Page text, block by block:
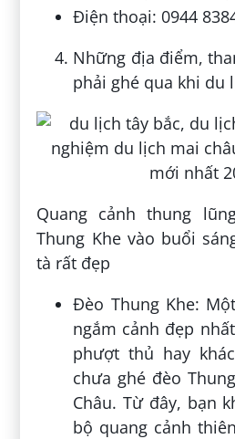
Điện thoại: 0944
Những địa điểm,
phải ghé qua khi du
Quang cảnh thung
Thung Khe vào buổi
tà rất đẹp
Đèo Thung Khe:
ngắm cảnh đẹp
phượt thủ hay
chưa ghé đèo
Châu. Từ đây, bạn
bộ quang cảnh